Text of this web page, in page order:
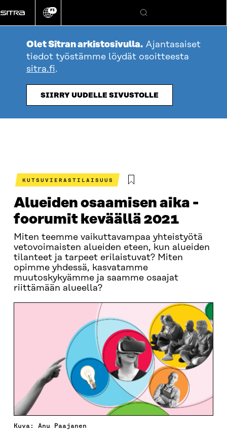
suoraan
sisältöön
Vaihda
kieli
FI
Hae
Olet Sitran arkistosivulla. Ajantasaiset
tiedot työstämme löydät osoitteesta
sitra.fi.
SIIRRY UUDELLE SIVUSTOLLE
KUTSUVIERASTILAISUUS
Alueiden osaamisen aika -
foorumit keväällä 2021
Miten teemme vaikuttavampaa yhteistyötä
vetovoimaisten alueiden eteen, kun alueiden
tilanteet ja tarpeet erilaistuvat? Miten
opimme yhdessä, kasvatamme
muutoskykyämme ja saamme osaajat
riittämään alueella?
Kuva: Anu Paajanen